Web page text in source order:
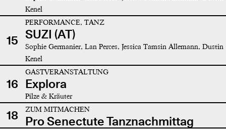
Kenel
15
PERFORMANCE, TANZ
SUZI (AT)
Sophie Germanier, Lan Perces, Jessica Tamsin Allemann, Dustin
Kenel
16
GASTVERANSTALTUNG
Explora
Pilze & Kräuter
18 ZUM MITMACHEN
Pro Senectute Tanznachmittag